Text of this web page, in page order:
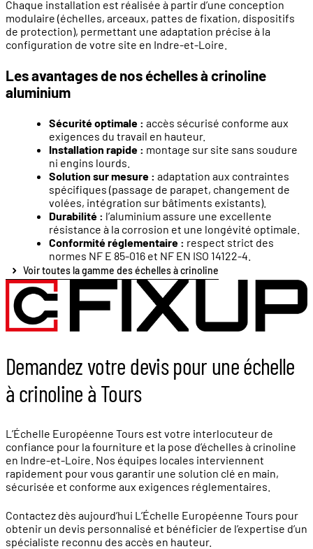
Chaque installation est réalisée à partir d’une conception
modulaire (échelles, arceaux, pattes de fixation, dispositifs
de protection), permettant une adaptation précise à la
configuration de votre site en Indre-et-Loire.
Les avantages de nos échelles à crinoline
aluminium
Sécurité optimale : accès sécurisé conforme aux
exigences du travail en hauteur.
Installation rapide : montage sur site sans soudure
ni engins lourds.
Solution sur mesure : adaptation aux contraintes
spécifiques (passage de parapet, changement de
volées, intégration sur bâtiments existants).
Durabilité : l’aluminium assure une excellente
résistance à la corrosion et une longévité optimale.
Conformité réglementaire : respect strict des
normes NF E 85-016 et NF EN ISO 14122-4.
Voir toutes la gamme des échelles à crinoline
Demandez votre devis pour une échelle
à crinoline à Tours
L’Échelle Européenne Tours est votre interlocuteur de
confiance pour la fourniture et la pose d’échelles à crinoline
en Indre-et-Loire. Nos équipes locales interviennent
rapidement pour vous garantir une solution clé en main,
sécurisée et conforme aux exigences réglementaires.
Contactez dès aujourd’hui L’Échelle Européenne Tours pour
obtenir un devis personnalisé et bénéficier de l’expertise d’un
spécialiste reconnu des accès en hauteur.